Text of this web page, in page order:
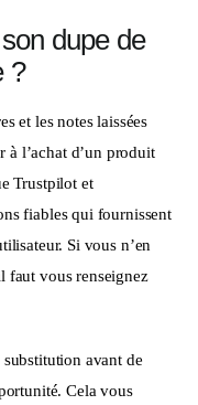
dupe de
?
et les notes laissées
à l’achat d’un produit
Trustpilot et
fiables qui fournissent
Si vous n’en
faut vous renseignez
avant de
Cela vous